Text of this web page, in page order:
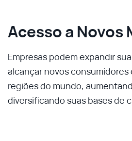
Acesso a Novos
Empresas podem expandir
alcançar novos
regiões do mundo,
diversificando suas bases de